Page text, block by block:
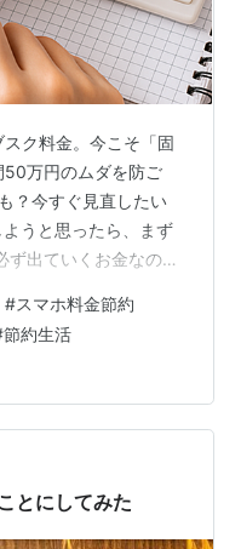
ク料金。今こそ「固
50万円のムダを防ご
？今すぐ見直したい
うと思ったら、まず
ず出ていくお金なの
いないうちに、家計
回は、私が実際に見
プ」5つを具体例と数
いのに払い続けてる
利用数は、ひとりあた
M…
#スマホ料金節約
節約生活
とにしてみた